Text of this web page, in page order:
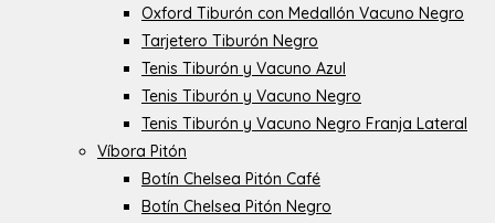
Oxford Tiburón con Medallón Vacuno Negro
Tarjetero Tiburón Negro
Tenis Tiburón y Vacuno Azul
Tenis Tiburón y Vacuno Negro
Tenis Tiburón y Vacuno Negro Franja Lateral
Víbora Pitón
Botín Chelsea Pitón Café
Botín Chelsea Pitón Negro